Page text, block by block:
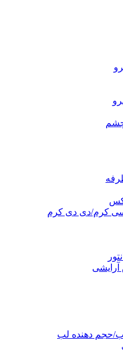
کرم/دی دی کرم
حجم دهنده لب